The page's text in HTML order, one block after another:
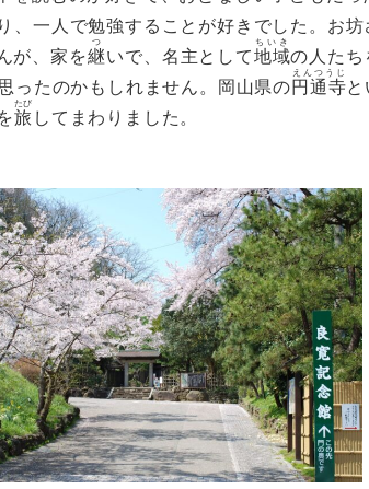
、一人で勉強することが好きでした。お坊
が、家を継
つ
いで、名主として地域
ちいき
の人たち
ったのかもしれません。岡山県の円通寺
えんつうじ
旅
たび
してまわりました。